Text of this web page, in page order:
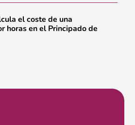
el coste de una
horas en el Principado de